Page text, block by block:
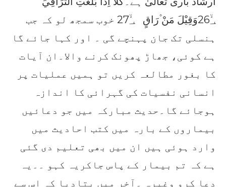
26؀ۙوَقِيْلَ مَنْ ۫رَاقٍ 27؀ۙ خوب سمجھ لو کہ جب
ہنسلی تک جان پہنچے گی ۔ اور کہا جائے گا
ہے کوئی، جھاڑ پھونک کرنے والا۔ان آیات
کا بغور مطالعہ کریں تو ہمیں عملیات پر
انسانی نفسیات کی گہرائی کا اندازہ
ہوجائے گا۔حدیث مبارکہ میں جو دعائیں
بیماروں کے بارہ میں کتب احادیث میں
وارد ہوئی ہیں ان میں بھی تعلیم دی گئی
ہے کہ تم بیمار کے پاس جاکریہ کہو ۔۔یہ
دعا کرو وغیرہ ۔آخر میں بتادیا کہ اس سے